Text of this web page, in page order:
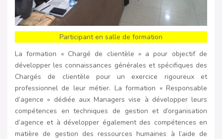
Participant en salle de formation
La formation « Chargé de clientèle » a pour objectif de
développer les connaissances générales et spécifiques des
Chargés de clientèle pour un exercice rigoureux et
professionnel de leur métier. La formation « Responsable
d’agence » dédiée aux Managers vise à développer leurs
compétences en techniques de gestion et d’organisation
d’agence et à développer également des compétences en
matière de gestion des ressources humaines à l’aide de